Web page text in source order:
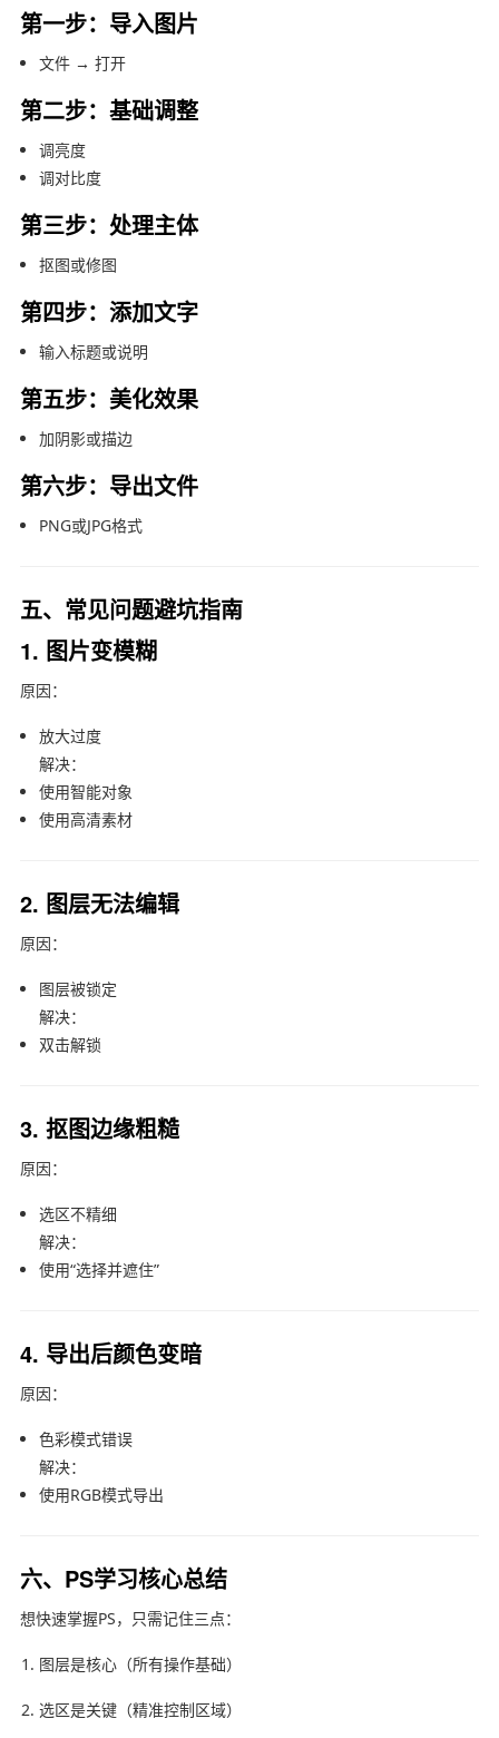
第一步：导入图片
文件 → 打开
第二步：基础调整
调亮度
调对比度
第三步：处理主体
抠图或修图
第四步：添加文字
输入标题或说明
第五步：美化效果
加阴影或描边
第六步：导出文件
PNG或JPG格式
五、常见问题避坑指南
1. 图片变模糊
原因：
放大过度
解决：
使用智能对象
使用高清素材
2. 图层无法编辑
原因：
图层被锁定
解决：
双击解锁
3. 抠图边缘粗糙
原因：
选区不精细
解决：
使用“选择并遮住”
4. 导出后颜色变暗
原因：
色彩模式错误
解决：
使用RGB模式导出
六、PS学习核心总结
想快速掌握PS，只需记住三点：
图层是核心（所有操作基础）
选区是关键（精准控制区域）